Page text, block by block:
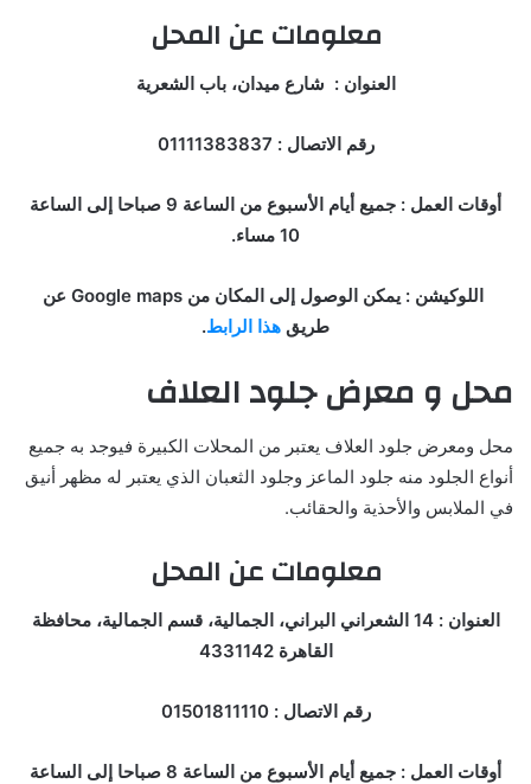
معلومات عن المحل
العنوان : شارع ميدان، باب الشعرية
رقم الاتصال : 01111383837
أوقات العمل : جميع أيام الأسبوع من الساعة 9 صباحا إلى الساعة
10 مساء.
اللوكيشن : يمكن الوصول إلى المكان من Google maps عن
طريق هذا الرابط.
محل و معرض جلود العلاف
محل ومعرض جلود العلاف يعتبر من المحلات الكبيرة فيوجد به جميع
أنواع الجلود منه جلود الماعز وجلود الثعبان الذي يعتبر له مظهر أنيق
في الملابس والأحذية والحقائب.
معلومات عن المحل
العنوان : 14 الشعراني البراني، الجمالية، قسم الجمالية، محافظة
القاهرة 4331142
رقم الاتصال : 01501811110
أوقات العمل : جميع أيام الأسبوع من الساعة 8 صباحا إلى الساعة